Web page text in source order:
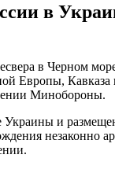
в
в Черном
Европы,
Минобороны.
Украины и
незаконно